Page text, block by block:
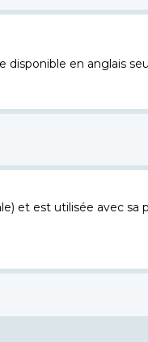
disponible en anglais
et est utilisée avec sa